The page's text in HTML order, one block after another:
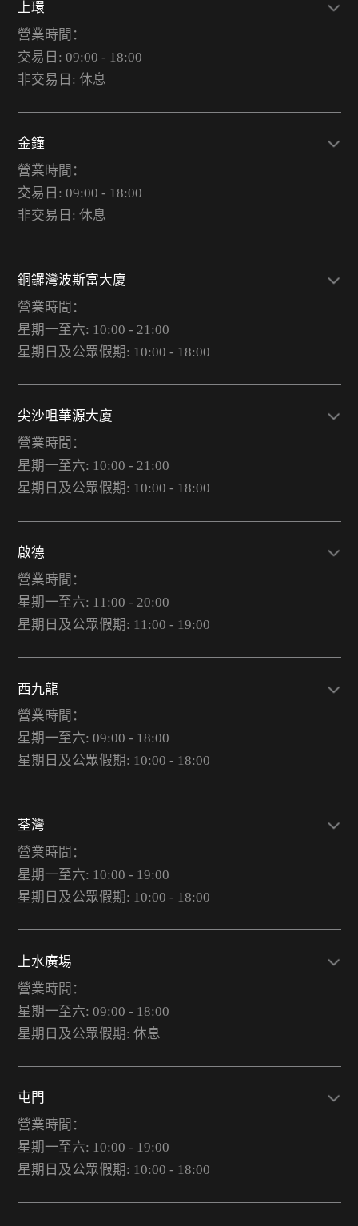
上環
營業時間：
交易日: 09:00 - 18:00
非交易日: 休息
金鐘
營業時間：
交易日: 09:00 - 18:00
非交易日: 休息
銅鑼灣波斯富大廈
營業時間：
星期一至六: 10:00 - 21:00
星期日及公眾假期: 10:00 - 18:00
尖沙咀華源大廈
營業時間：
星期一至六: 10:00 - 21:00
星期日及公眾假期: 10:00 - 18:00
啟德
營業時間：
星期一至六: 11:00 - 20:00
星期日及公眾假期: 11:00 - 19:00
西九龍
營業時間：
星期一至六: 09:00 - 18:00
星期日及公眾假期: 10:00 - 18:00
荃灣
營業時間：
星期一至六: 10:00 - 19:00
星期日及公眾假期: 10:00 - 18:00
上水廣場
營業時間：
星期一至六: 09:00 - 18:00
星期日及公眾假期: 休息
屯門
營業時間：
星期一至六: 10:00 - 19:00
星期日及公眾假期: 10:00 - 18:00